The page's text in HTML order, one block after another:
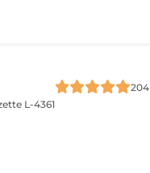
204
L-4361